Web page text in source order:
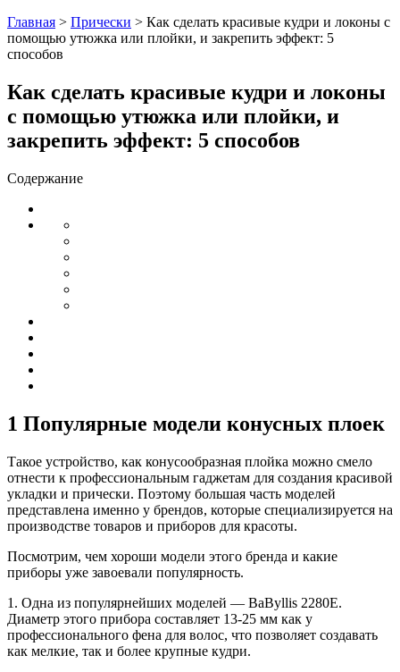
Главная > Прически > Как сделать красивые кудри и локоны с
помощью утюжка или плойки, и закрепить эффект: 5
способов
Как сделать красивые кудри и локоны
с помощью утюжка или плойки, и
закрепить эффект: 5 способов
Содержание
1 Популярные модели конусных плоек
Такое устройство, как конусообразная плойка можно смело
отнести к профессиональным гаджетам для создания красивой
укладки и прически. Поэтому большая часть моделей
представлена именно у брендов, которые специализируется на
производстве товаров и приборов для красоты.
Посмотрим, чем хороши модели этого бренда и какие
приборы уже завоевали популярность.
1. Одна из популярнейших моделей — BaByllis 2280Е.
Диаметр этого прибора составляет 13-25 мм как у
профессионального фена для волос, что позволяет создавать
как мелкие, так и более крупные кудри.